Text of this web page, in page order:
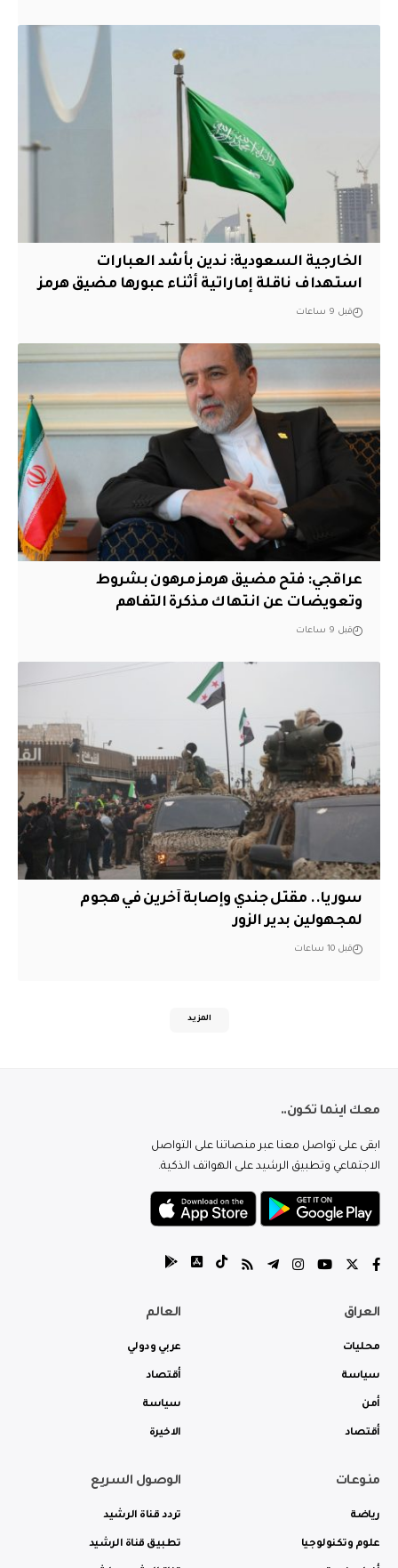
‏الخارجية السعودية: ندين بأشد العبارات
استهداف ناقلة إماراتية أثناء عبورها مضيق هرمز
قبل 9 ساعات
عراقجي: فتح مضيق هرمز مرهون بشروط
وتعويضات عن انتهاك مذكرة التفاهم
قبل 9 ساعات
سوريا.. مقتل جندي وإصابة آخرين في هجوم
لمجهولين بدير الزور
قبل 10 ساعات
المزيد
معك اينما تكون..
ابقى على تواصل معنا عبر منصاتنا على التواصل
الاجتماعي وتطبيق الرشيد على الهواتف الذكية.
العراق
محليات
سياسة
أمن
أقتصاد
العالم
عربي ودولي
أقتصاد
سياسة
الاخيرة
منوعات
رياضة
علوم وتكنولوجيا
الوصول السريع
تردد قناة الرشيد
تطبيق قناة الرشيد